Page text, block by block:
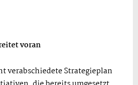
voran
verabschiedete Strategieplan